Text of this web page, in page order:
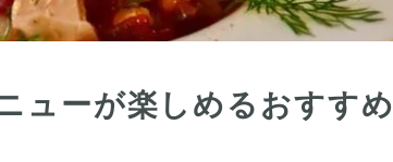
ューが楽しめるおすすめ